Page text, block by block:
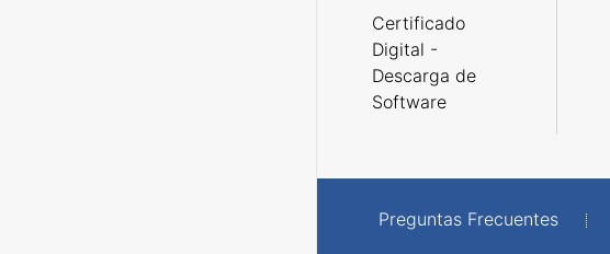
Certificado
Digital -
Descarga de
Software
Preguntas Frecuentes